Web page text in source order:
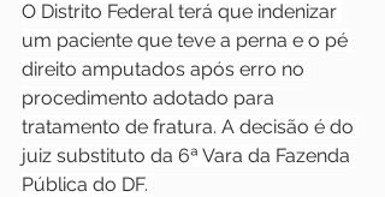
O Distrito Federal terá que indenizar
um paciente que teve a perna e o pé
direito amputados após erro no
procedimento adotado para
tratamento de fratura. A decisão é do
juiz substituto da 6ª Vara da Fazenda
Pública do DF.